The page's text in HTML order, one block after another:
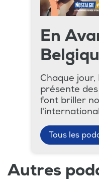
En
Chaque
présente
font briller
Tous les
Autres